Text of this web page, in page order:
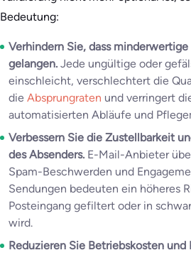
Bedeutung:
Verhindern Sie, dass minderwertige
gelangen. Jede ungültige oder
einschleicht, verschlechtert die
die Absprungraten und verringert
automatisierten Abläufe und
Verbessern Sie die Zustellbarkeit
des Absenders. E-Mail-Anbieter
Spam-Beschwerden und
Sendungen bedeuten ein höheres
Posteingang gefiltert oder in
wird.
Reduzieren Sie Betriebskosten und